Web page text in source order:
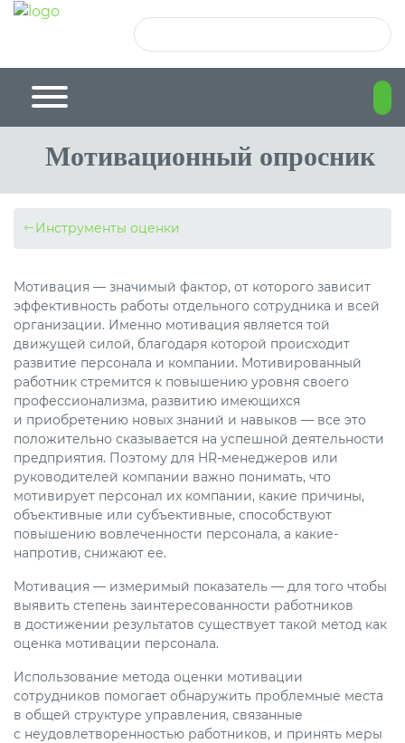
Мотивационный опросник
Инструменты оценки
Мотивация — значимый фактор, от которого зависит
эффективность работы отдельного сотрудника и всей
организации. Именно мотивация является той
движущей силой, благодаря которой происходит
развитие персонала и компании. Мотивированный
работник стремится к повышению уровня своего
профессионализма, развитию имеющихся
и приобретению новых знаний и навыков — все это
положительно сказывается на успешной деятельности
предприятия. Поэтому для HR-менеджеров или
руководителей компании важно понимать, что
мотивирует персонал их компании, какие причины,
объективные или субъективные, способствуют
повышению вовлеченности персонала, а какие-
напротив, снижают ее.
Мотивация — измеримый показатель — для того чтобы
выявить степень заинтересованности работников
в достижении результатов существует такой метод как
оценка мотивации персонала.
Использование метода оценки мотивации
сотрудников помогает обнаружить проблемные места
в общей структуре управления, связанные
с неудовлетворенностью работников, и принять меры